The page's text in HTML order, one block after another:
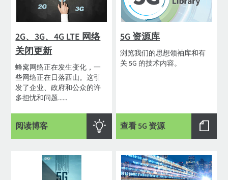
2G、3G、4G LTE 网络
关闭更新
蜂窝网络正在发生变化，一
些网络正在日落西山。这引
发了企业、政府和公众的许
多担忧和问题......
阅读博客
5G 资源库
浏览我们的思想领袖库和有
关 5G 的技术内容。
查看 5G 资源